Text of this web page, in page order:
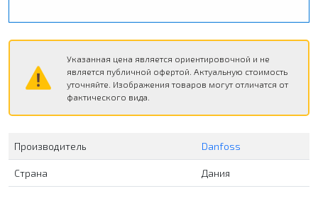
Указанная цена является ориентировочной и не
является публичной офертой. Актуальную стоимость
уточняйте. Изображения товаров могут отличатся от
фактического вида.
Производитель Danfoss
Страна Дания